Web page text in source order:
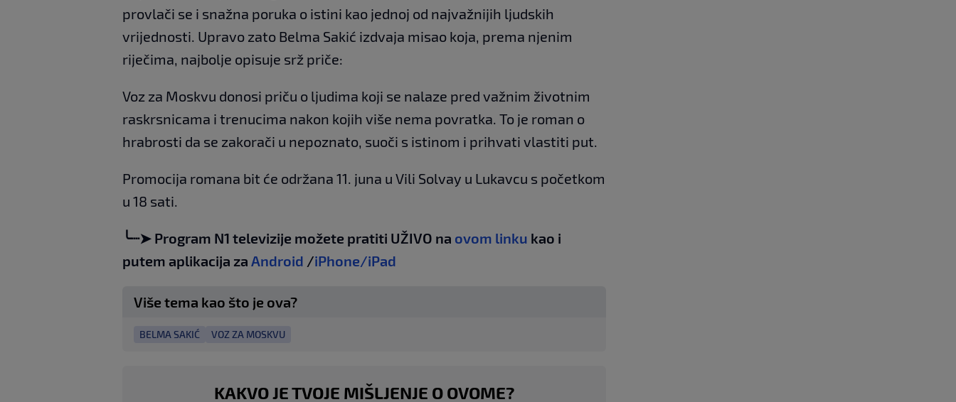
provlači se i snažna poruka o istini kao jednoj od najvažnijih ljudskih
vrijednosti. Upravo zato Belma Sakić izdvaja misao koja, prema njenim
riječima, najbolje opisuje srž priče:
Voz za Moskvu donosi priču o ljudima koji se nalaze pred važnim životnim
raskrsnicama i trenucima nakon kojih više nema povratka. To je roman o
hrabrosti da se zakorači u nepoznato, suoči s istinom i prihvati vlastiti put.
Promocija romana bit će održana 11. juna u Vili Solvay u Lukavcu s početkom
u 18 sati.
╰┈➤ Program N1 televizije možete pratiti UŽIVO na ovom linku kao i
putem aplikacija za Android /iPhone/iPad
Više tema kao što je ova?
BELMA SAKIĆ VOZ ZA MOSKVU
KAKVO JE TVOJE MIŠLJENJE O OVOME?